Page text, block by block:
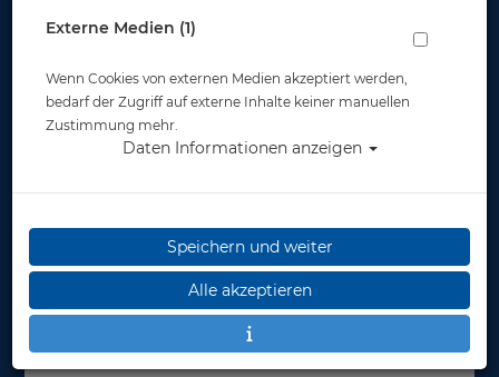
Apeks Atemregler TX50 mit 1.St. Apeks
DST - 100cm Schlauch #
Artikelnr.: apk-10488
Herstellerpreis: 529,00 €
349,00 €
Externe Medien (1)
Wenn Cookies von externen Medien akzeptiert werden,
bedarf der Zugriff auf externe Inhalte keiner manuellen
Zustimmung mehr.
Daten Informationen anzeigen
Speichern und weiter
Alle akzeptieren